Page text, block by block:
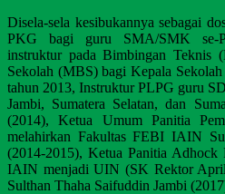
Disela-sela kesibukannya sebagai
PKG bagi guru SMA/SMK se-
instruktur pada Bimbingan Teknis
Sekolah (MBS) bagi Kepala
tahun 2013, Instruktur PLPG guru
Jambi, Sumatera Selatan, dan
(2014), Ketua Umum Panitia
melahirkan Fakultas FEBI IAIN
(2014-2015), Ketua Panitia Adhock
IAIN menjadi UIN (SK Rektor
Sulthan Thaha Saifuddin Jambi